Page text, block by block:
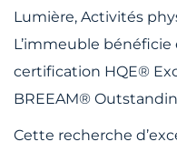
Lumière, Activités
L’immeuble
certification HQE®
BREEAM®
Cette recherche